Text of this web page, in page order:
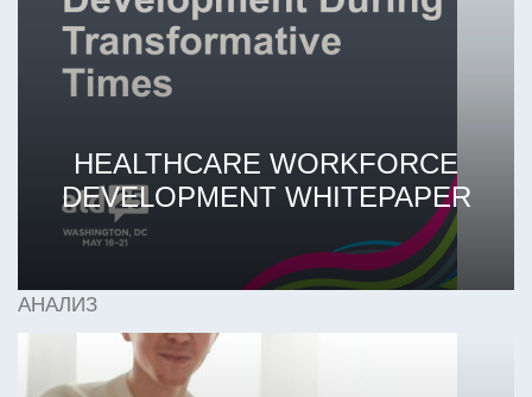
HEALTHCARE WORKFORCE
DEVELOPMENT WHITEPAPER
АНАЛИЗ